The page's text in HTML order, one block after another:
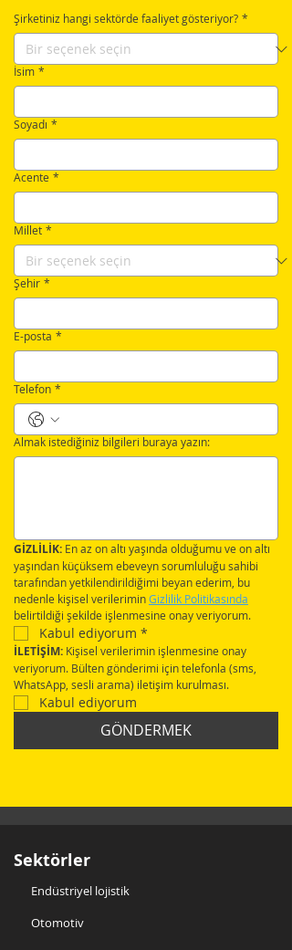
Şirketiniz hangi sektörde faaliyet gösteriyor? *
İsim *
Soyadı *
Acente *
Millet *
Şehir *
E-posta *
Telefon *
Almak istediğiniz bilgileri buraya yazın:
GİZLİLİK: En az on altı yaşında olduğumu ve on altı
yaşından küçüksem ebeveyn sorumluluğu sahibi
tarafından yetkilendirildiğimi beyan ederim, bu
nedenle kişisel verilerimin Gizlilik Politikasında
belirtildiği şekilde işlenmesine onay veriyorum.
Kabul ediyorum *
İLETİŞİM: Kişisel verilerimin işlenmesine onay
veriyorum. Bülten gönderimi için telefonla (sms,
WhatsApp, sesli arama) iletişim kurulması.
Kabul ediyorum
GÖNDERMEK
Sektörler
Endüstriyel lojistik
Otomotiv